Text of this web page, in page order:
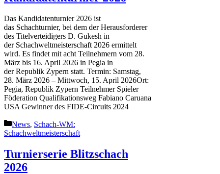
Das Kandidatenturnier 2026 ist
das Schachturnier, bei dem der Herausforderer
des Titelverteidigers D. Gukesh in
der Schachweltmeisterschaft 2026 ermittelt
wird. Es findet mit acht Teilnehmern vom 28.
März bis 16. April 2026 in Pegia in
der Republik Zypern statt. Termin: Samstag,
28. März 2026 – Mittwoch, 15. April 2026Ort:
Pegia, Republik Zypern Teilnehmer Spieler
Föderation Qualifikationsweg Fabiano Caruana
USA Gewinner des FIDE-Circuits 2024
Kategorien
News, Schach-WM:
Schachweltmeisterschaft
Turnierserie Blitzschach
2026